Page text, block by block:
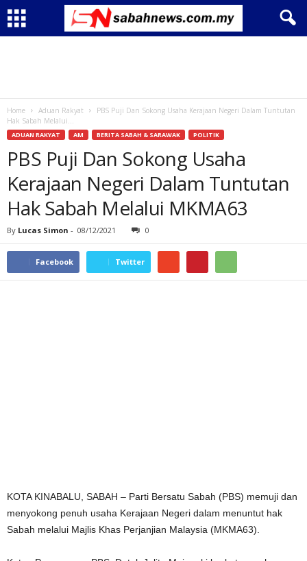
Home Aduan Rakyat
PBS Puji Dan Sokong Usaha Kerajaan Negeri Dalam Tuntutan
Hak Sabah Melalui...
ADUAN RAKYAT AM BERITA SABAH & SARAWAK POLITIK
PBS Puji Dan Sokong Usaha
Kerajaan Negeri Dalam Tuntutan
Hak Sabah Melalui MKMA63
By Lucas Simon - 08/12/2021 0
Facebook Twitter
KOTA KINABALU, SABAH – Parti Bersatu Sabah (PBS) memuji dan
menyokong penuh usaha Kerajaan Negeri dalam menuntut hak
Sabah melalui Majlis Khas Perjanjian Malaysia (MKMA63).